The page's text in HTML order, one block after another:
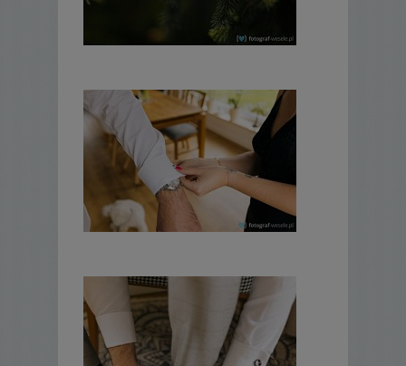
naturalności, bo przecież nie chcemy by
ciocia Ania była blada albo pomarańczowa.